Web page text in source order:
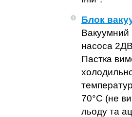
Блок
Вакуумний
насоса
Пастка
70°С (не
льоду та